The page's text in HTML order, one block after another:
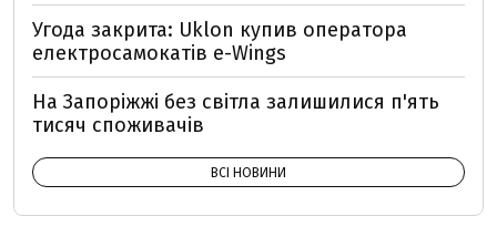
Угода закрита: Uklon купив оператора
електросамокатів e-Wings
На Запоріжжі без світла залишилися п'ять
тисяч споживачів
ВСІ НОВИНИ